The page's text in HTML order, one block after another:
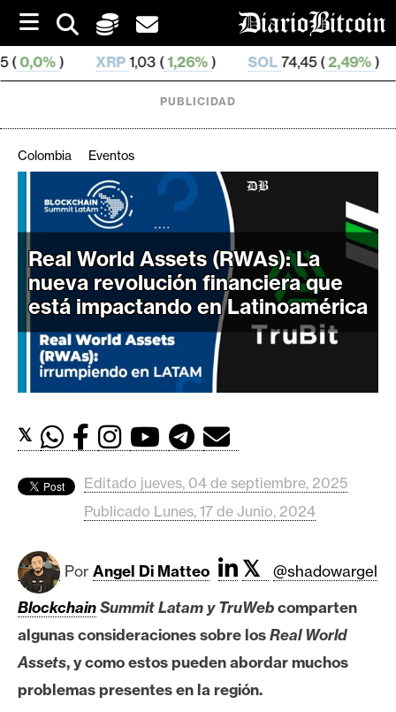
i
p
t
o
1,03 ( 1,26%) SOL74,45 ( 2,49%) TRX0,327
C
p
t
o
M
e
r
c
d
s
i
c
o
i
n
PUBLICIDAD
Colombia Eventos
Real World Assets (RWAs): La
nueva revolución financiera que
está impactando en Latinoamérica
𝕏
Editado jueves, 04 de septiembre, 2025
Publicado Lunes, 17 de Junio, 2024
Por Angel Di Matteo 𝕏
@shadowargel
BlockchainSummit Latam y TruWebcomparten
algunas consideraciones sobre losReal World
Assets, y como estos pueden abordar muchos
problemas presentes en la región.